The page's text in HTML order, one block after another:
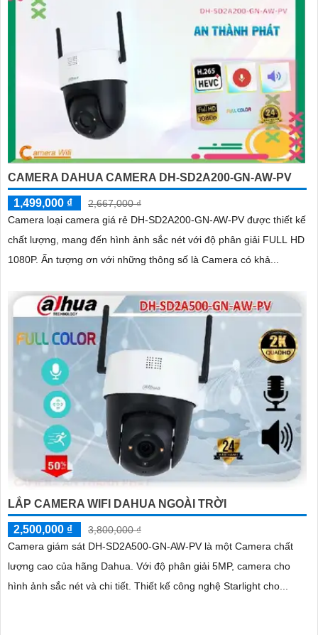
CAMERA DAHUA CAMERA DH-SD2A200-GN-AW-PV
1,499,000 ₫
2,667,000 ₫
Camera loại camera giá rẻ DH-SD2A200-GN-AW-PV được thiết kế
chất lượng, mang đến hình ảnh sắc nét với độ phân giải FULL HD
1080P. Ấn tượng ơn với những thông số là Camera có khả...
LẮP CAMERA WIFI DAHUA NGOÀI TRỜI
2,500,000 ₫
3,800,000 ₫
Camera giám sát DH-SD2A500-GN-AW-PV là một Camera chất
lượng cao của hãng Dahua. Với độ phân giải 5MP, camera cho
hình ảnh sắc nét và chi tiết. Thiết kế công nghệ Starlight cho...